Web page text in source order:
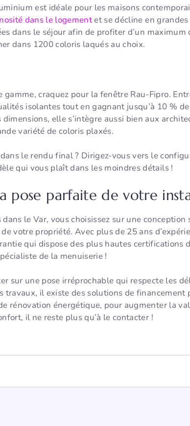
est idéale pour les maisons
dans le logementet se décline en
dans le séjour afin de profiter d’un maximum
dans 1200 coloris laqués au choix.
craquez pour la fenêtre Rau-Fipro.
isolantes tout en gagnant jusqu’à 10 %
elle s’intègre aussi bien aux
variété de coloris plaxés.
le rendu final ? Dirigez-vous vers le
qui vous plaît dans les moindres détails !
pose parfaite de votre
le Var, vous choisissez sur une
votre propriété. Avec plus de 25 ans
qui dispose des plus hautes certifications
de la menuiserie !
sur une pose irréprochable qui respecte les
travaux, il existe des solutions de financement
rénovation énergétique, pour augmenter la
il ne reste plus qu’à le contacter !